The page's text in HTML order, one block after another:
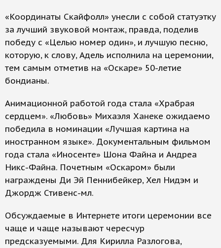
«Координаты Скайфолл» унесли с собой статуэтку
за лучший звуковой монтаж, правда, поделив
победу с «Целью номер один», и лучшую песню,
которую, к слову, Адель исполнила на церемонии,
тем самым отметив на «Оскаре» 50-летие
бондианы.
Анимационной работой года стала «Храбрая
сердцем». «Любовь» Михаэля Ханеке ожидаемо
победила в номинации «Лучшая картина на
иностранном языке». Документальным фильмом
года стала «Иносенте» Шона Файна и Андреа
Никс-Файна. Почетным «Оскаром» были
награждены Ди Эй Пеннибейкер, Хел Нидэм и
Джордж Стивенс-мл.
Обсуждаемые в Интернете итоги церемонии все
чаще и чаще называют чересчур
предсказуемыми. Для Кирилла Разлогова,